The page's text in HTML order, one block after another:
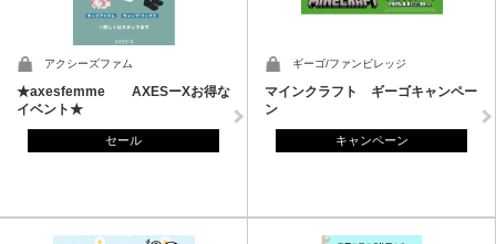
アクシーズファム
★axesfemme AXESーXお得な
イベント★
セール
ギーゴ/ファンビレッジ
マインクラフト ギーゴキャンペー
ン
キャンペーン